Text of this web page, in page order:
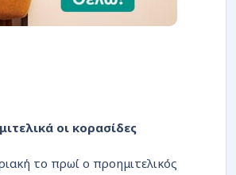
οι κορασίδες
το πρωί ο προημιτελικός